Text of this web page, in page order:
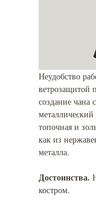
Неудобство
ветрозащитой
создание чана
топочная и
как из
металла.
Достоинства.
костром.